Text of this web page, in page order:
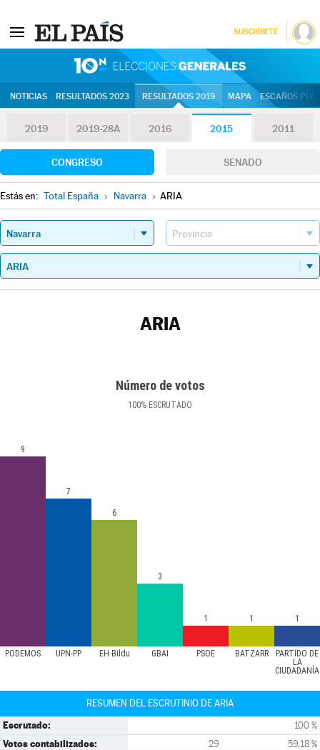
SUSCRÍBETE
NOTICIAS RESULTADOS 2023 RESULTADOS 2019 MAPA ESCAÑOS
2019 2019-28A 2016 2015 2011
CONGRESO SENADO
Estás en: Total España » Navarra » ARIA
ARIA
Número de votos
100% ESCRUTADO
PODEMOS UPN-PP EH Bildu GBAI PSOE BATZARR
PARTIDO DE
LA
CIUDADANÍA
9
7
6
3
1 1 1
RESUMEN DEL ESCRUTINIO DE ARIA
Escrutado: 100 %
Votos contabilizados: 29 59,18 %